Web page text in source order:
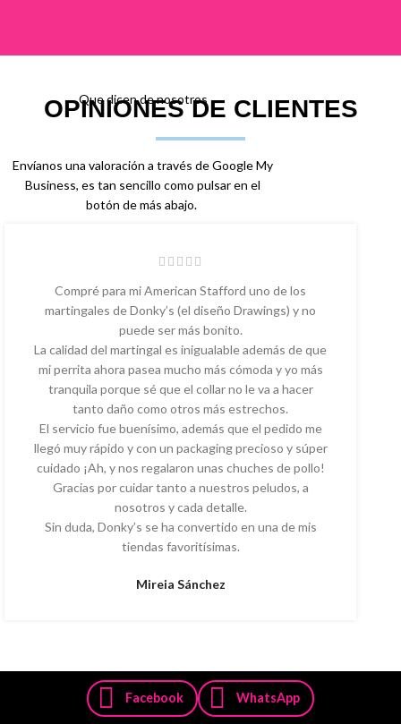
Que dicen de nosotros
OPINIONES DE CLIENTES
Envíanos una valoración a través de Google My
Business, es tan sencillo como pulsar en el
botón de más abajo.
Compré para mi American Stafford uno de los
martingales de Donky’s (el diseño Drawings) y no
puede ser más bonito.
La calidad del martingal es inigualable además de que
mi perrita ahora pasea mucho más cómoda y yo más
tranquila porque sé que el collar no le va a hacer
tanto daño como otros más estrechos.
El servicio fue buenísimo, además que el pedido me
llegó muy rápido y con un packaging precioso y súper
cuidado ¡Ah, y nos regalaron unas chuches de pollo!
Gracias por cuidar tanto a nuestros peludos, a
nosotros y cada detalle.
Sin duda, Donky’s se ha convertido en una de mis
tiendas favoritísimas.
Mireia Sánchez
Facebook WhatsApp